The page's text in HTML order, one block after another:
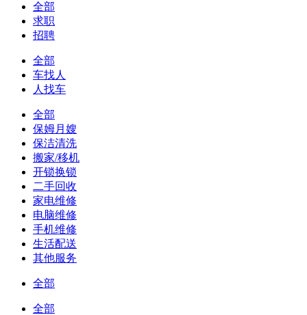
全部
求职
招聘
全部
车找人
人找车
全部
保姆月嫂
保洁清洗
搬家/移机
开锁换锁
二手回收
家电维修
电脑维修
手机维修
生活配送
其他服务
全部
全部